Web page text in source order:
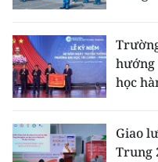
hướng
học
Giao
Trung